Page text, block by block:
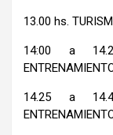
13.00 hs.
14:00 a
14.25 a